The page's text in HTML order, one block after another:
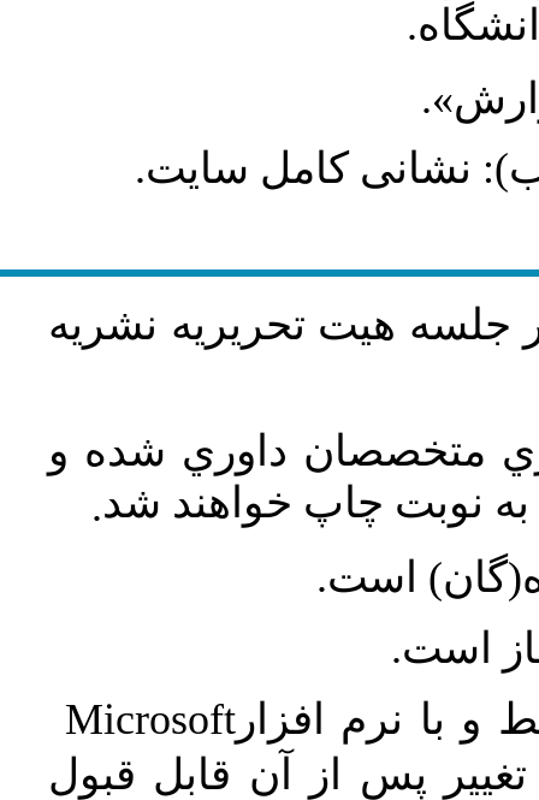
نشانی کامل سایت.
جلسه هيت تحريريه نشريه
متخصصان داوري شده و
نوبت چاپ خواهند شد.
است.
است.
و با نرم افزارMicrosoft
پس از آن قابل قبول